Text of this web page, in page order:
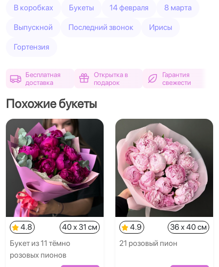
В коробках Букеты 14 февраля 8 марта
Выпускной Последний звонок Ирисы
Гортензия
Бесплатная
доставка
Открытка в
подарок
Гарантия
свежести
Похожие букеты
4.8
40 x 31 см
Букет из 11 тёмно
розовых пионов
4.9
36 x 40 см
21 розовый пион